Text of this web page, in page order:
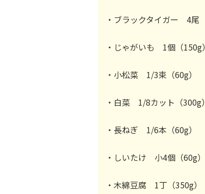
・ブラックタイガー 4尾
・じゃがいも 1個（150g）
・小松菜 1/3束（60g）
・白菜 1/8カット（300g）
・長ねぎ 1/6本（60g）
・しいたけ 小4個（60g）
・木綿豆腐 1丁（350g）